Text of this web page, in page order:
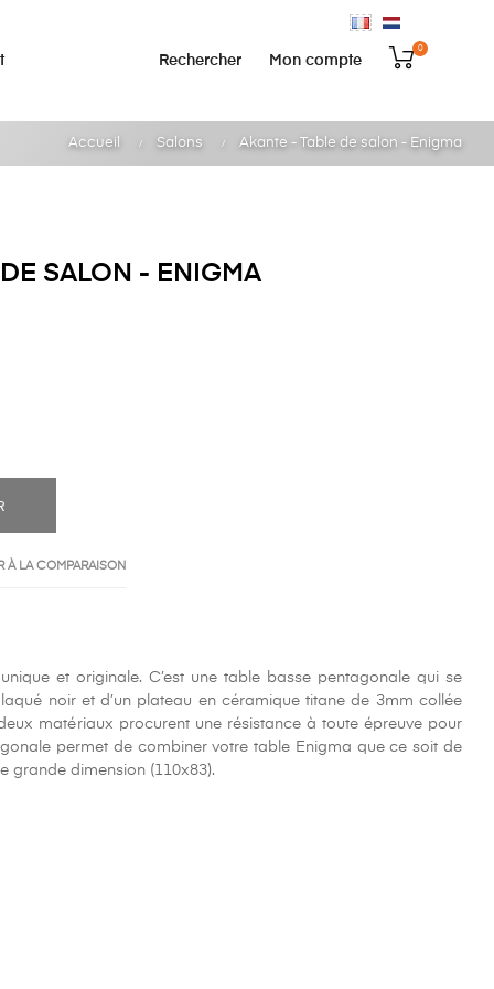
0
Mon compte
Rechercher
Accueil Salons Akante - Table de salon - Enigma
SALON - ENIGMA
À LA COMPARAISON
et originale. C’est une table basse pentagonale qui se
noir et d’un plateau en céramique titane de 3mm collée
matériaux procurent une résistance à toute épreuve pour
permet de combiner votre table Enigma que ce soit de
grande dimension (110x83).